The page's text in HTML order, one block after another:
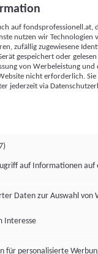
von Werbeleistung
(z. B. login-
mit anderen
usw.) auf
werden, um es
oder einer Webseite
der hier aufgeführten
auf
nutzen wir Technologien
zufällig zugewiesene
gespeichert oder
von Werbeleistung
nicht erforderlich.
jederzeit via
auf Informationen auf
Daten zur Auswahl von
Interesse
für personalisierte